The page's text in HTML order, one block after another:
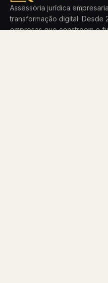
Assessoria jurídica
transformação digital. Desde
empresas que constroem o